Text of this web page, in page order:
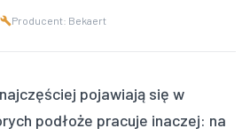
Producent: Bekaert
pojawiają się w
podłoże pracuje inaczej: na